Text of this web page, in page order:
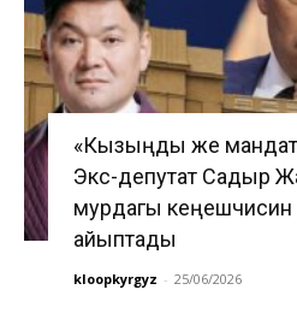
«Кызыңды же
Экс-депутат Садыр
мурдагы кеңешчисин
айыптады
kloopkyrgyz - 25/06/2026